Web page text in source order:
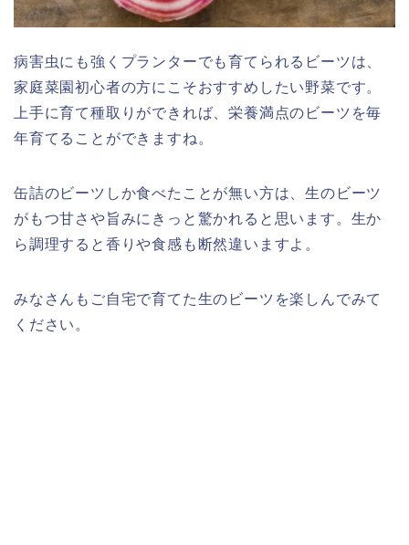
病害虫にも強くプランターでも育てられるビーツは、
家庭菜園初心者の方にこそおすすめしたい野菜です。
上手に育て種取りができれば、栄養満点のビーツを毎
年育てることができますね。
缶詰のビーツしか食べたことが無い方は、生のビーツ
がもつ甘さや旨みにきっと驚かれると思います。生か
ら調理すると香りや食感も断然違いますよ。
みなさんもご自宅で育てた生のビーツを楽しんでみて
ください。